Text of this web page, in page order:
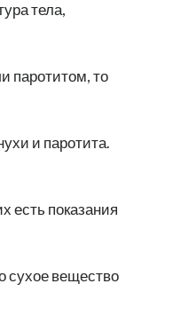
тела,
паротитом, то
и паротита.
есть показания
сухое вещество